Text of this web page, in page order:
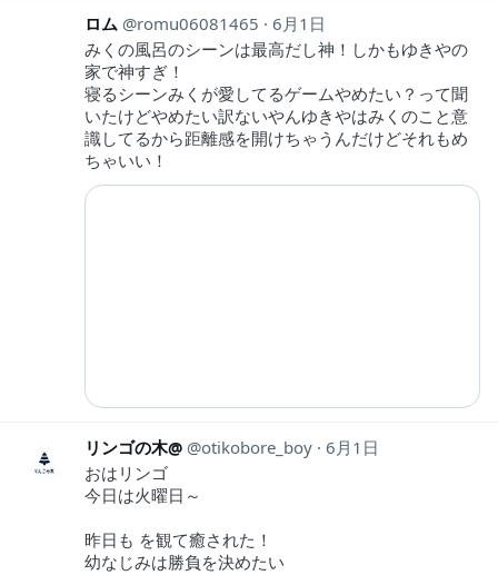
ロム romu06081465
6月1日
みくの風呂のシーンは最高だし神！しかもゆきやの
家で神すぎ！
寝るシーンみくが愛してるゲームやめたい？って聞
いたけどやめたい訳ないやんゆきやはみくのこと意
識してるから距離感を開けちゃうんだけどそれもめ
ちゃいい！
リンゴの木@ otikobore_boy 6月1日
おはリンゴ
今日は火曜日～
昨日も を観て癒された！
幼なじみは勝負を決めたい